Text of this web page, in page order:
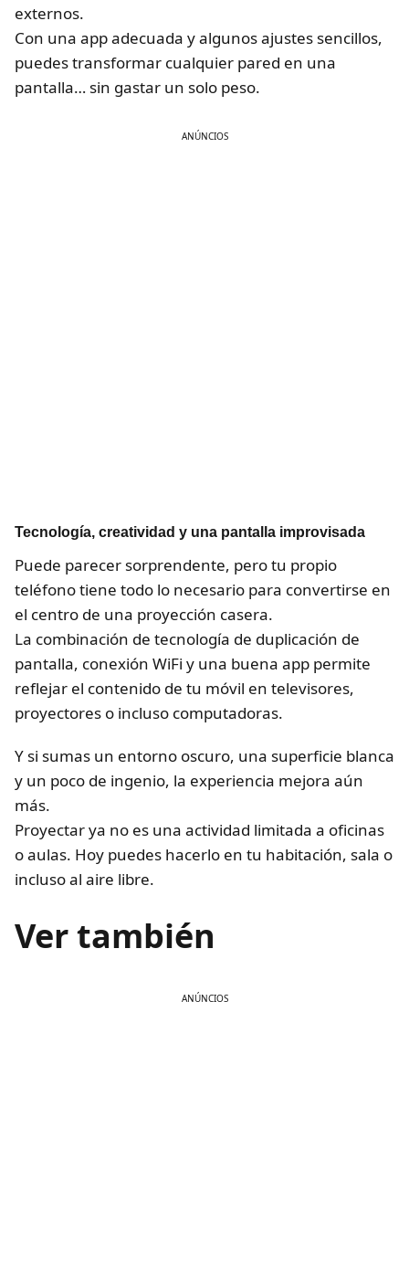
externos.
Con una app adecuada y algunos ajustes sencillos,
puedes transformar cualquier pared en una
pantalla… sin gastar un solo peso.
ANÚNCIOS
Tecnología, creatividad y una pantalla improvisada
Puede parecer sorprendente, pero tu propio
teléfono tiene todo lo necesario para convertirse en
el centro de una proyección casera.
La combinación de tecnología de duplicación de
pantalla, conexión WiFi y una buena app permite
reflejar el contenido de tu móvil en televisores,
proyectores o incluso computadoras.
Y si sumas un entorno oscuro, una superficie blanca
y un poco de ingenio, la experiencia mejora aún
más.
Proyectar ya no es una actividad limitada a oficinas
o aulas. Hoy puedes hacerlo en tu habitación, sala o
incluso al aire libre.
Ver también
ANÚNCIOS